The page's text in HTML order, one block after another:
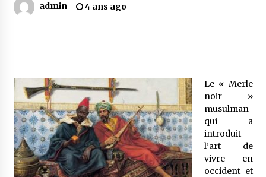
4 ans ago
« Père, tiens-moi, je vais tomber ! »
5 ans ago
Le bouc de l’Au-delà
5 ans ago
admin 4 ans ago
Le « Merle
noir »
musulman
qui a
introduit
l’art de
vivre en
occident et